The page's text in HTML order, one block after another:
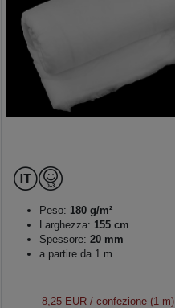
Peso: 180 g/m²
Larghezza: 155 cm
Spessore: 20 mm
a partire da 1 m
8,25 EUR/ confezione (1 m)